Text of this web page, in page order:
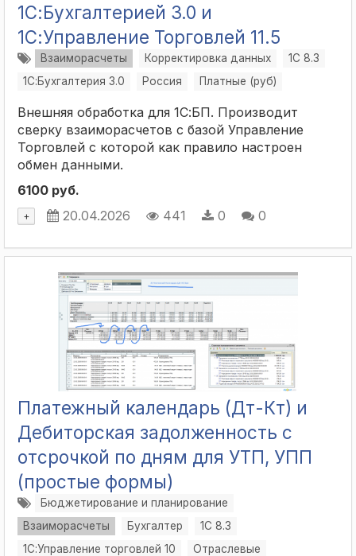
1С:Бухгалтерией 3.0 и
1С:Управление Торговлей 11.5
Взаиморасчеты Корректировка данных
1С 8.3
1С:Бухгалтерия 3.0
Россия Платные (руб)
Внешняя обработка для 1С:БП. Производит
сверку взаиморасчетов с базой Управление
Торговлей с которой как правило настроен
обмен данными.
6100 руб.
+ 20.04.2026 441 0 0
Платежный календарь (Дт-Кт) и
Дебиторская задолженность с
отсрочкой по дням для УТП, УПП
(простые формы)
Бюджетирование и планирование
Взаиморасчеты
Бухгалтер
1С 8.3
1С:Управление торговлей 10
Отраслевые